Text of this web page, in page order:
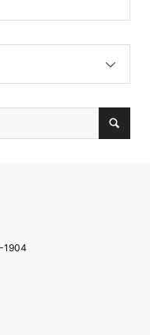
1904